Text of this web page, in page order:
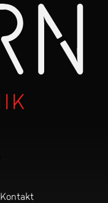
Kontakt